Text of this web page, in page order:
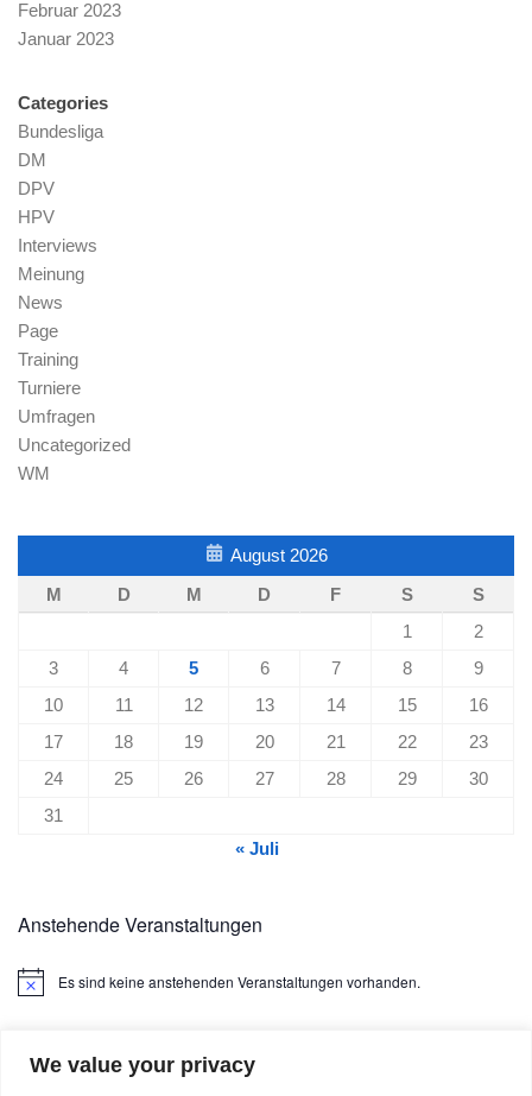
We value your privacy
Februar 2023
Januar 2023
Categories
Bundesliga
DM
DPV
HPV
Interviews
Meinung
News
Page
Training
Turniere
Umfragen
Uncategorized
WM
August 2026
M
D M D F S
S
1
2
3
4 5 6 7 8
9
10
11 12 13 14 15
16
17
18 19 20 21 22
23
24
25 26 27 28 29
30
31
« Juli
Anstehende Veranstaltungen
HinweisEs sind keine anstehenden Veranstaltungen vorhanden.